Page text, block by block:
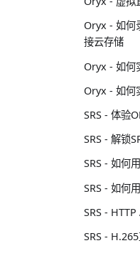
Oryx - 如何
接云存储
Oryx - 如何
Oryx - 如何
SRS - 体验
SRS - 解锁
SRS - 如何
SRS - 如何
SRS -
SRS -